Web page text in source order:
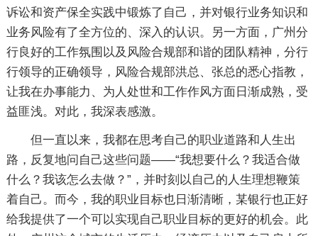
诉讼和资产保全实践中锻炼了自己，并对银行业务知识和
业务风险有了全方位的、深入的认识。另一方面，广州分
行良好的工作氛围以及风险合规部和谐的团队精神，分行
行领导的正确领导，风险合规部洪总、张总的悉心指教，
让我在办事能力、为人处世和工作作风方面日渐成熟，受
益匪浅。对此，我深表感激。
但一直以来，我都在思考自己的职业道路和人生出
路，反复地问自己这些问题——“我想要什么？我适合做
什么？我该怎么去做？”，并时刻以自己的人生理想鞭策
着自己。而今，我的职业目标也日渐清晰，某银行也正好
给我提供了一个可以实现自己职业目标的更好的机会。此